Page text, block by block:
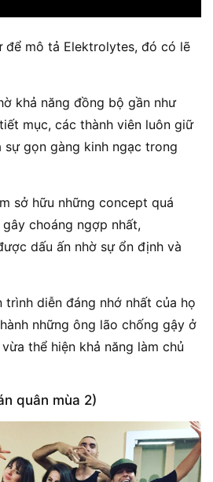
để mô tả Elektrolytes, đó có lẽ
khả năng đồng bộ gần như
mục, các thành viên luôn giữ
gọn gàng kinh ngạc trong
sở hữu những concept quá
choáng ngợp nhất,
dấu ấn nhờ sự ổn định và
diễn đáng nhớ nhất của họ
những ông lão chống gậy ở
thể hiện khả năng làm chủ
quân mùa 2)